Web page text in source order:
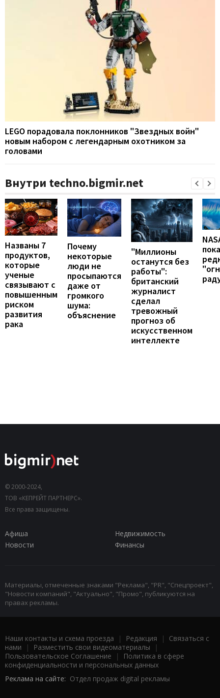
LEGO порадовала поклонников "Звездных войн"
новым набором с легендарным охотником за
головами
Внутри techno.bigmir.net
Названы 7
продуктов,
которые
ученые
связывают с
повышенным
риском
развития
рака
Почему
некоторые
люди не
просыпаются
даже от
громкого
шума:
объяснение
"Миллионы
останутся без
работы":
британский
журналист
сделал
тревожный
прогноз об
искусственном
интеллекте
© 2000-2024,
ТОВ «КЕПРЕЙТ ПАРТНЕРС».
Все права защищены.
Афиша
Недвижимость
Новости
Финансы
Материалы, отмеченные знаками "Реклама", "PR", "Спецпроект",
"Новости компаний", "Актуально", "Промо", публикуются на
правах рекламы.
Наши контакты и схема проезда | Редакция | Связаться с
нами | Разместить свои видеоматериалы |
Пользовательское Соглашение |
Политика в сфере
конфиденциальности и персональных данных
Реклама на сайте: Отдел продаж digital рекламы